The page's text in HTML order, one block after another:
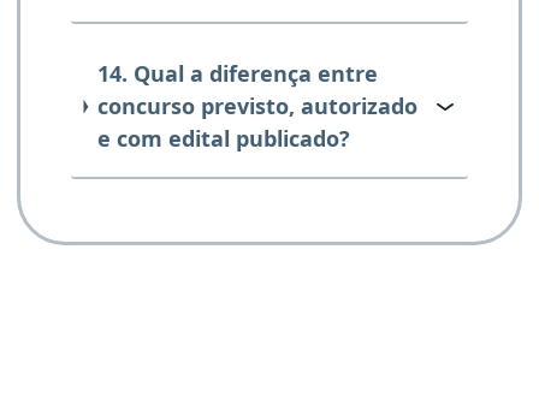
14. Qual a diferença entre
concurso previsto, autorizado
e com edital publicado?